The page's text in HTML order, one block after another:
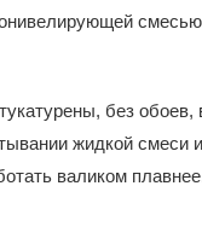
смесью
без обоев,
жидкой смеси
валиком